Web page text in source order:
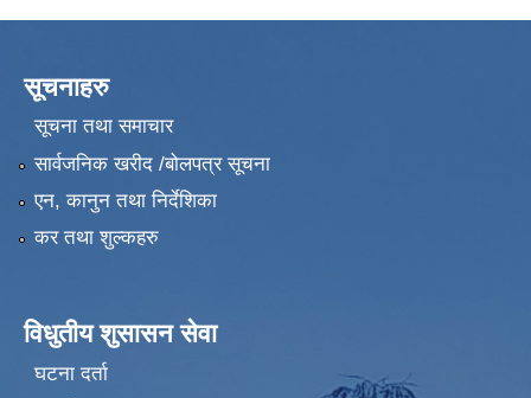
सूचनाहरु
सूचना तथा समाचार
सार्वजनिक खरीद /बोलपत्र सूचना
एन, कानुन तथा निर्देशिका
कर तथा शुल्कहरु
विधुतीय शुसासन सेवा
घटना दर्ता